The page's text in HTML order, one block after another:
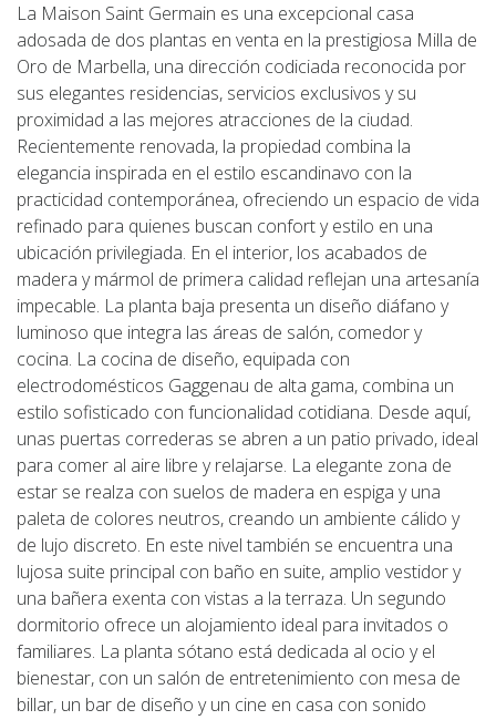
La Maison Saint Germain es una excepcional casa
adosada de dos plantas en venta en la prestigiosa Milla de
Oro de Marbella, una dirección codiciada reconocida por
sus elegantes residencias, servicios exclusivos y su
proximidad a las mejores atracciones de la ciudad.
Recientemente renovada, la propiedad combina la
elegancia inspirada en el estilo escandinavo con la
practicidad contemporánea, ofreciendo un espacio de vida
refinado para quienes buscan confort y estilo en una
ubicación privilegiada. En el interior, los acabados de
madera y mármol de primera calidad reflejan una artesanía
impecable. La planta baja presenta un diseño diáfano y
luminoso que integra las áreas de salón, comedor y
cocina. La cocina de diseño, equipada con
electrodomésticos Gaggenau de alta gama, combina un
estilo sofisticado con funcionalidad cotidiana. Desde aquí,
unas puertas correderas se abren a un patio privado, ideal
para comer al aire libre y relajarse. La elegante zona de
estar se realza con suelos de madera en espiga y una
paleta de colores neutros, creando un ambiente cálido y
de lujo discreto. En este nivel también se encuentra una
lujosa suite principal con baño en suite, amplio vestidor y
una bañera exenta con vistas a la terraza. Un segundo
dormitorio ofrece un alojamiento ideal para invitados o
familiares. La planta sótano está dedicada al ocio y el
bienestar, con un salón de entretenimiento con mesa de
billar, un bar de diseño y un cine en casa con sonido